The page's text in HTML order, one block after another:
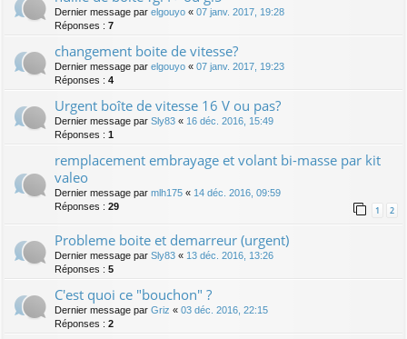
Dernier message par elgouyo « 07 janv. 2017, 19:28
Réponses : 7
changement boite de vitesse?
Dernier message par elgouyo « 07 janv. 2017, 19:23
Réponses : 4
Urgent boîte de vitesse 16 V ou pas?
Dernier message par Sly83 « 16 déc. 2016, 15:49
Réponses : 1
remplacement embrayage et volant bi-masse par kit
valeo
Dernier message par mlh175 « 14 déc. 2016, 09:59
Réponses : 29 1 2
Probleme boite et demarreur (urgent)
Dernier message par Sly83 « 13 déc. 2016, 13:26
Réponses : 5
C'est quoi ce "bouchon" ?
Dernier message par Griz « 03 déc. 2016, 22:15
Réponses : 2